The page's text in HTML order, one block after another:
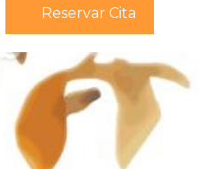
Reservar Cita